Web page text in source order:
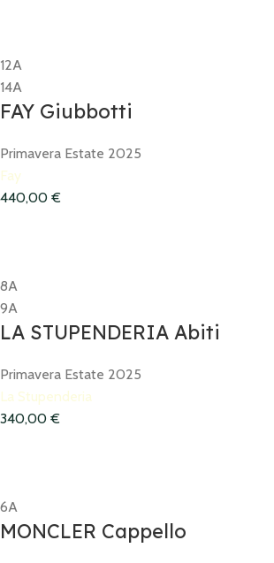
12A
14A
FAY Giubbotti
Primavera Estate 2025
Fay
440,00 €
8A
9A
LA STUPENDERIA Abiti
Primavera Estate 2025
La Stupenderia
340,00 €
6A
MONCLER Cappello